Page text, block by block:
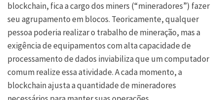
blockchain, fica a cargo dos miners (“mineradores”) fazer
seu agrupamento em blocos. Teoricamente, qualquer
pessoa poderia realizar o trabalho de mineração, mas a
exigência de equipamentos com alta capacidade de
processamento de dados inviabiliza que um computador
comum realize essa atividade. A cada momento, a
blockchain ajusta a quantidade de mineradores